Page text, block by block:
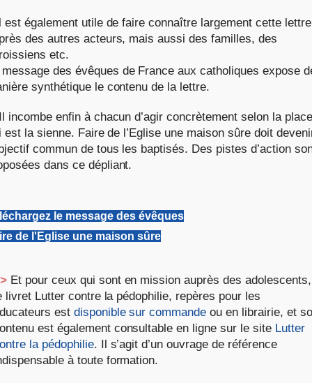
est également utile de faire connaître largement cette lettre
des autres acteurs, mais aussi des familles, des
etc.
des évêques de France aux catholiques expose
synthétique le contenu de la lettre.
incombe enfin à chacun d’agir concrètement selon la place
est la sienne. Faire de l’Eglise une maison sûre doit
commun de tous les baptisés. Des pistes d’action
dans ce dépliant.
le message des évêques
de l'Eglise une maison sûre
Et pour ceux qui sont en mission auprès des adolescents,
livret Lutter contre la pédophilie, repères pour les
est disponible sur commande ou en librairie, et
est également consultable en ligne sur le site Lutter
la pédophilie. Il s’agit d’un ouvrage de référence
à toute formation.